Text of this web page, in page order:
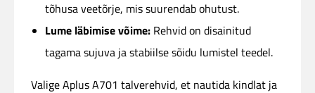
tõhusa veetõrje, mis suurendab ohutust.
Lume läbimise võime: Rehvid on disainitud
tagama sujuva ja stabiilse sõidu lumistel teedel.
Valige Aplus A701 talverehvid, et nautida kindlat ja